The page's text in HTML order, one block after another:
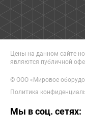
Цены на данном сайте
являются публичной
© ООО «Мировое
Политика
Мы в соц. сетях: